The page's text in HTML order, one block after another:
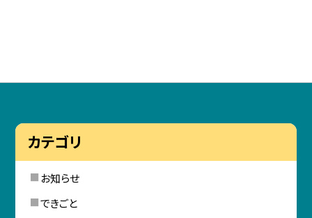
カテゴリ
お知らせ
できごと